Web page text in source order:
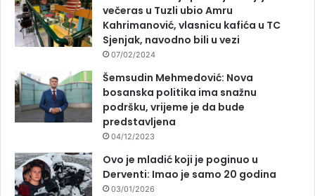
večeras u Tuzli ubio Amru
Kahrimanović, vlasnicu kafića u TC
Sjenjak, navodno bili u vezi
07/02/2024
Šemsudin Mehmedović: Nova
bosanska politika ima snažnu
podršku, vrijeme je da bude
predstavljena
04/12/2023
Ovo je mladić koji je poginuo u
Derventi: Imao je samo 20 godina
03/01/2026